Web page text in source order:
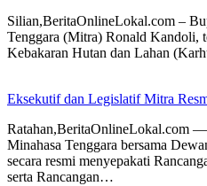
Silian,BeritaOnlineLokal.com –
Tenggara (Mitra) Ronald Kandoli,
Kebakaran Hutan dan Lahan
Eksekutif dan Legislatif Mitra
Ratahan,BeritaOnlineLokal.com —
Minahasa Tenggara bersama
secara resmi menyepakati
serta Rancangan…